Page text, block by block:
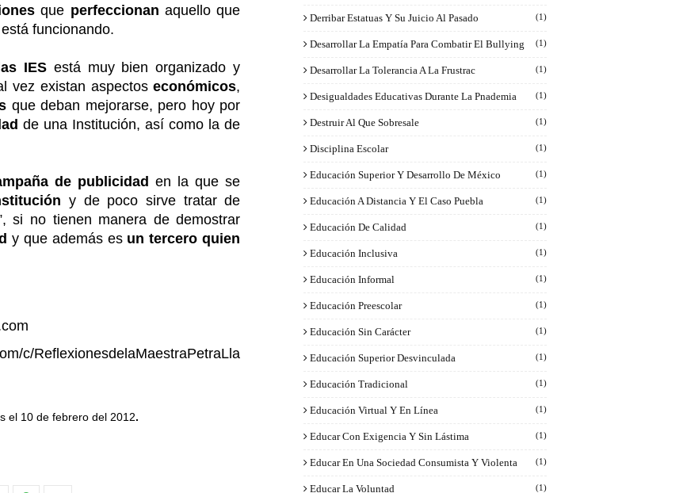
que perfeccionan aquello que
funcionando.
IES está muy bien organizado y
vez existan aspectoseconómicos,
que deban mejorarse, pero hoy por
de una Institución, así como la de
de publicidaden la que se
y de poco sirve tratar de
si no tienen manera de demostrar
y que además es un tercero quien
c/ReflexionesdelaMaestraPetraLla
el 10 de febrero del 2012.
Derribar Estatuas Y Su Juicio Al Pasado (1)
Desarrollar La Empatía Para Combatir El Bullying (1)
Desarrollar La Tolerancia A La Frustrac (1)
Desigualdades Educativas Durante La Pnademia (1)
Destruir Al Que Sobresale (1)
Disciplina Escolar (1)
Educación Superior Y Desarrollo De México (1)
Educación A Distancia Y El Caso Puebla (1)
Educación De Calidad (1)
Educación Inclusiva (1)
Educación Informal (1)
Educación Preescolar (1)
Educación Sin Carácter (1)
Educación Superior Desvinculada (1)
Educación Tradicional (1)
Educación Virtual Y En Línea (1)
Educar Con Exigencia Y Sin Lástima (1)
Educar En Una Sociedad Consumista Y Violenta (1)
Educar La Voluntad (1)